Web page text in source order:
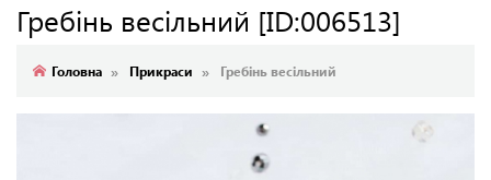
Гребінь весільний [ID:006513]
Головна Прикраси Гребінь весільний